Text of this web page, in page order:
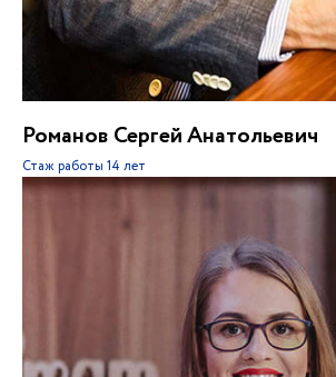
Романов Сергей Анатольевич
Стаж работы 14 лет